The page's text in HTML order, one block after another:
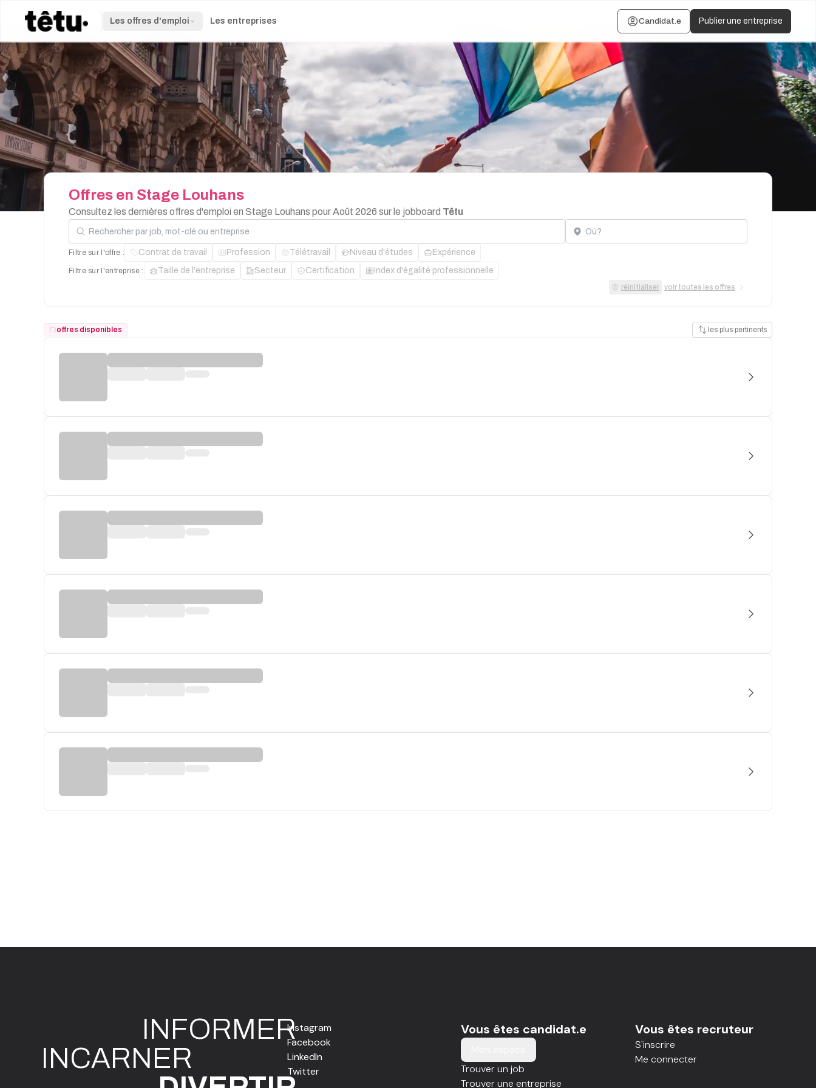
Les offres d'emploi Les entreprises Candidat.e Publier une entreprise
Offres en Stage Louhans
Consultez les dernières offres d'emploi en Stage Louhans pour Août 2026 sur le jobboard Têtu
Rechercher par job, mot-clé ou entreprise Localisation
Filtre sur l'offre : Contrat de travail Profession Télétravail Niveau d'études Expérience
Filtre sur l'entreprise : Taille de l'entreprise Secteur Certification Index d'égalité professionnelle
réinitialiser voir toutes les offres
offres disponibles les plus pertinents
INFORMER
INCARNER
Instagram
Facebook
LinkedIn
Twitter
Vous êtes candidat.e
Trouver un job
Trouver une entreprise
Vous êtes recruteur
S'inscrire
Me connecter